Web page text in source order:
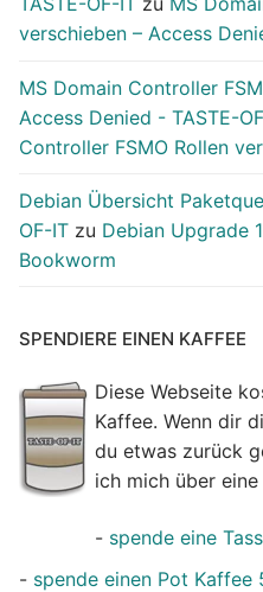
verschieben – Access
MS Domain Controller
Access Denied - TASTE-
Controller FSMO Rollen
Debian Übersicht
OF-IT zu Debian Upgrade
Bookworm
SPENDIERE EINEN KAFFEE
Diese Webseite
Kaffee. Wenn dir
du etwas zurück
ich mich über
- spende eine
- spende einen Pot Kaffee